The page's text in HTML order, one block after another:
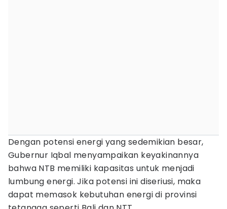
Dengan potensi energi yang sedemikian besar,
Gubernur Iqbal menyampaikan keyakinannya
bahwa NTB memiliki kapasitas untuk menjadi
lumbung energi. Jika potensi ini diseriusi, maka
dapat memasok kebutuhan energi di provinsi